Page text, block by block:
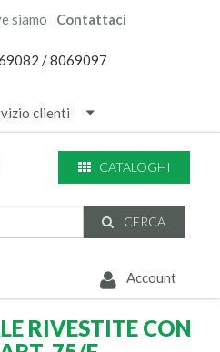
siamo Contattaci
/ 8069097
clienti
CATALOGHI
CERCA
Account
RIVESTITE CON